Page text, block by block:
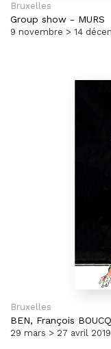
Bruxelles
Group show - MURS
9 novembre > 14
Bruxelles
BEN, François BOUCQ
29 mars > 27 avril 2019